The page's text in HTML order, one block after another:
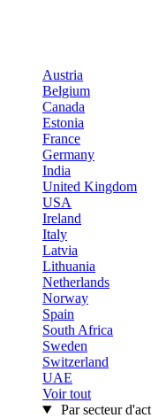
Austria
Belgium
Canada
Estonia
France
Germany
India
United Kingdom
USA
Ireland
Italy
Latvia
Lithuania
Netherlands
Norway
Spain
South Africa
Sweden
Switzerland
UAE
Voir tout
Par secteur